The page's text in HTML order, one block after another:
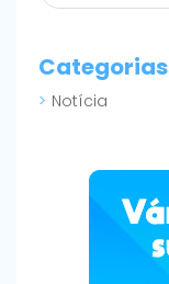
Categorias
Notícia